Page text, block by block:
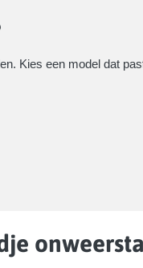
Kies een model dat